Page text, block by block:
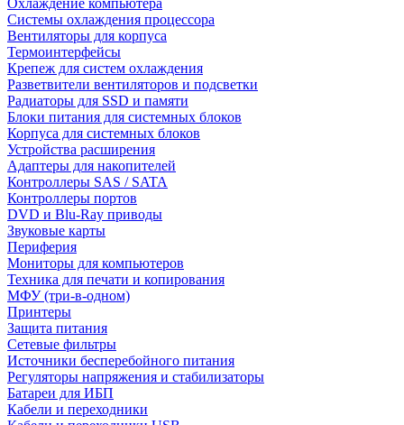
Охлаждение компьютера
Системы охлаждения процессора
Вентиляторы для корпуса
Термоинтерфейсы
Крепеж для систем охлаждения
Разветвители вентиляторов и подсветки
Радиаторы для SSD и памяти
Блоки питания для системных блоков
Корпуса для системных блоков
Устройства расширения
Адаптеры для накопителей
Контроллеры SAS / SATA
Контроллеры портов
DVD и Blu-Ray приводы
Звуковые карты
Периферия
Мониторы для компьютеров
Техника для печати и копирования
МФУ (три-в-одном)
Принтеры
Защита питания
Сетевые фильтры
Источники бесперебойного питания
Регуляторы напряжения и стабилизаторы
Батареи для ИБП
Кабели и переходники